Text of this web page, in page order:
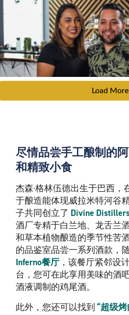
Load More
尽情品尝手工酿制的
和精致小食
杰森·格林伍德出生于巴西，
于酿造能体现威拉米特河谷
子共同创立了 Divine
酒厂专精于白兰地、龙舌兰
和草本植物酿造的季节性苦
的品鉴室品尝一系列酒款，
Inferno餐厅 ，该餐厅紧邻设
台，您可在此享用美味的酒
酒液调制的鸡尾酒。
此外，您还可以找到 “超级烤